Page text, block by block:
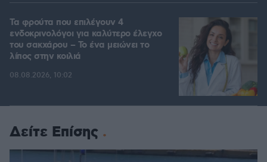
Τα φρούτα που επιλέγουν 4
ενδοκρινολόγοι για καλύτερο έλεγχο
του σακχάρου – Το ένα μειώνει το
λίπος στην κοιλιά
08.08.2026, 10:02
Δείτε Επίσης